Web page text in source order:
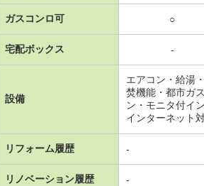
ガスコンロ可 ○
宅配ボックス -
設備
エアコン・給湯
焚機能・都市ガ
ン・モニタ付イ
インターネット
リフォーム履歴 -
リノベーション履歴 -